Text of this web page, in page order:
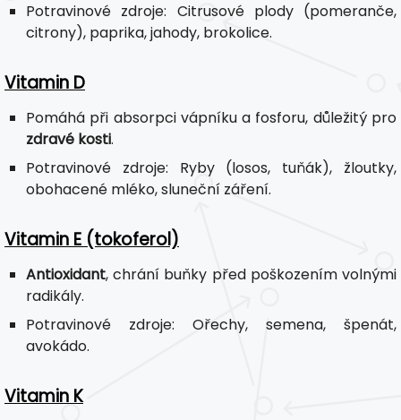
Potravinové zdroje: Citrusové plody (pomeranče,
citrony), paprika, jahody, brokolice.
Vitamin D
Pomáhá při absorpci vápníku a fosforu, důležitý pro
zdravé kosti.
Potravinové zdroje: Ryby (losos, tuňák), žloutky,
obohacené mléko, sluneční záření.
Vitamin E (tokoferol)
Antioxidant, chrání buňky před poškozením volnými
radikály.
Potravinové zdroje: Ořechy, semena, špenát,
avokádo.
Vitamin K